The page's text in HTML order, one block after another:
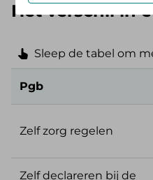
Het verschil in
Sleep de tabel om
Pgb
Zelf zorg regelen
Zelf declareren bij de